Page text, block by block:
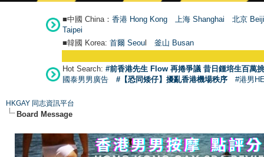
■中國 China： 香港 Hong Kong 上海 Shanghai
北京
Taipei
■韓國 Korea: 首爾 Seoul 釜山 Busan
Hot Search: #前香港先生 Flow 再捲爭議 昔日鍾培生百萬
國泰男男廣告
#【恐同矮仔】擾亂香港機場秩序 #港男
HKGAY 同志資訊平台
Board Message